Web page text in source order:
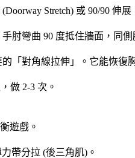
Stretch) 或 90/90 伸展
肘彎曲 90 度抵住牆面，同
「對角線拉伸」。它能恢復
做 2-3 次。
遊戲。
帶分拉 (後三角肌)。